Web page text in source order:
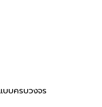
บครบวงจร